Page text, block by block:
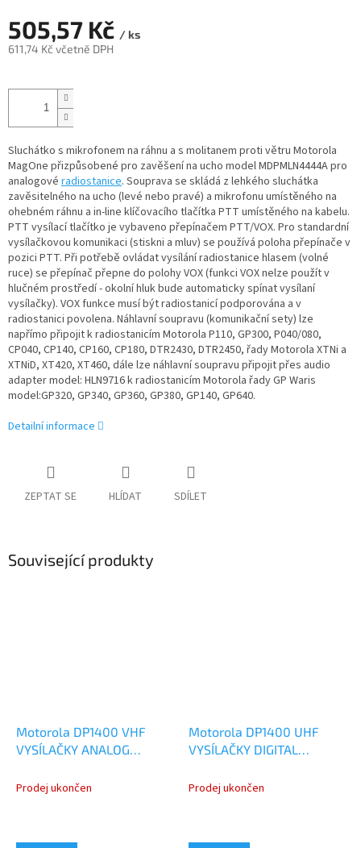
505,57 Kč / ks
611,74 Kč včetně DPH
cena:
Sluchátko s mikrofonem na ráhnu a s molitanem proti větru Motorola
MagOne přizpůsobené pro zavěšení na ucho model MDPMLN4444A pro
analogové radiostanice. Souprava se skládá z lehkého sluchátka
zavěsitelného na ucho (levé nebo pravé) a mikrofonu umístěného na
ohebném ráhnu a in-line klíčovacího tlačítka PTT umístěného na kabelu.
PTT vysílací tlačítko je vybaveno přepínačem PTT/VOX. Pro standardní
vysílačkovou komunikaci (stiskni a mluv) se používá poloha přepínače v
pozici PTT. Při potřebě ovládat vysílání radiostanice hlasem (volné
ruce) se přepínač přepne do polohy VOX (funkci VOX nelze použít v
hlučném prostředí - okolní hluk bude automaticky spínat vysílaní
vysílačky). VOX funkce musí být radiostanicí podporována a v
radiostanici povolena. Náhlavní soupravu (komunikační sety) lze
napřímo připojit k radiostanicím Motorola P110, GP300, P040/080,
CP040, CP140, CP160, CP180, DTR2430, DTR2450, řady Motorola XTNi a
XTNiD, XT420, XT460, dále lze náhlavní soupravu připojit přes audio
adapter model: HLN9716 k radiostanicím Motorola řady GP Waris
model:GP320, GP340, GP360, GP380, GP140, GP640.
Detailní informace
ZEPTAT SE HLÍDAT SDÍLET
Související produkty
Motorola DP1400 VHF
VYSÍLAČKY ANALOG
Prodej ukončen
Motorola DP1400 UHF
VYSÍLAČKY DIGITAL
MDH01QDC9JA2AN
Prodej ukončen